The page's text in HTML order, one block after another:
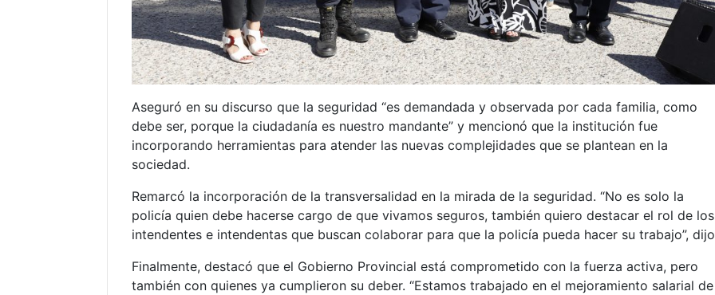
Aseguró en su discurso que la seguridad “es demandada y observada por cada familia, como
debe ser, porque la ciudadanía es nuestro mandante” y mencionó que la institución fue
incorporando herramientas para atender las nuevas complejidades que se plantean en la
sociedad.
Remarcó la incorporación de la transversalidad en la mirada de la seguridad. “No es solo la
policía quien debe hacerse cargo de que vivamos seguros, también quiero destacar el rol de los
intendentes e intendentas que buscan colaborar para que la policía pueda hacer su trabajo”,
Finalmente, destacó que el Gobierno Provincial está comprometido con la fuerza activa, pero
también con quienes ya cumplieron su deber. “Estamos trabajado en el mejoramiento salarial de